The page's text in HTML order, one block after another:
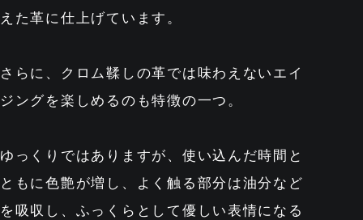
えた革に仕上げています。
さらに、クロム鞣しの革では味わえないエイ
ジングを楽しめるのも特徴の一つ。
ゆっくりではありますが、使い込んだ時間と
ともに色艶が増し、よく触る部分は油分など
を吸収し、ふっくらとして優しい表情になる